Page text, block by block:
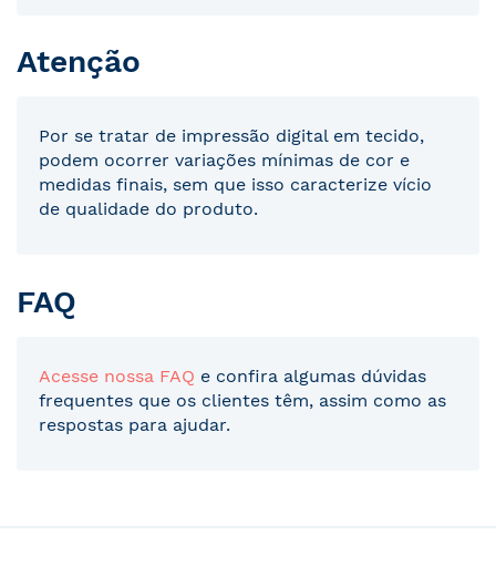
Atenção
Por se tratar de impressão digital em tecido,
podem ocorrer variações mínimas de cor e
medidas finais, sem que isso caracterize vício
de qualidade do produto.
FAQ
Acesse nossa FAQ e confira algumas dúvidas
frequentes que os clientes têm, assim como as
respostas para ajudar.